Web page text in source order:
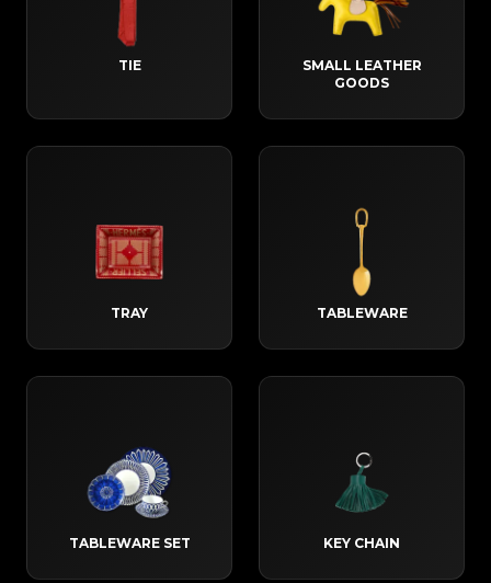
TIE
SMALL LEATHER
GOODS
TRAY TABLEWARE
TABLEWARE SET KEY CHAIN